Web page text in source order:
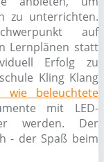
zu unterrichten.
auf
Lernplänen statt
Erfolg zu
Kling Klang
wie beleuchtete
mit LED-
werden. Der
- der Spaß beim